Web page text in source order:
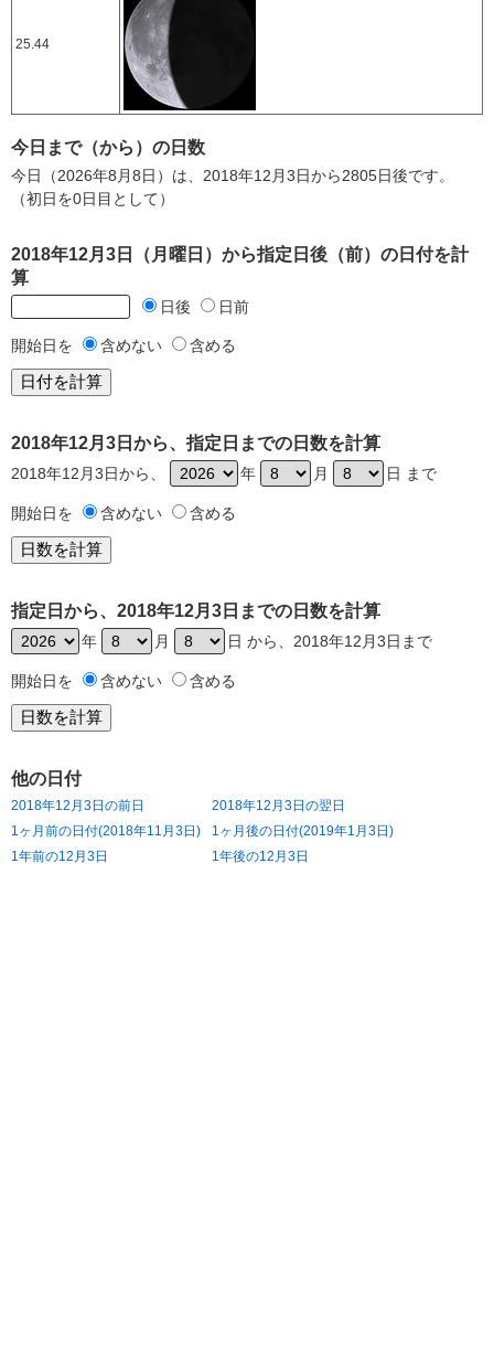
25.44
今日まで（から）の日数
今日（2026年8月8日）は、2018年12月3日から2805日後です。
（初日を0日目として）
2018年12月3日（月曜日）から指定日後（前）の日付を計
算
日後 日前
開始日を 含めない 含める
2018年12月3日から、指定日までの日数を計算
2018年12月3日から、 年 月 日 まで
開始日を 含めない 含める
指定日から、2018年12月3日までの日数を計算
年 月 日 から、2018年12月3日まで
開始日を 含めない 含める
他の日付
2018年12月3日の前日
2018年12月3日の翌日
1ヶ月前の日付(2018年11月3日)
1ヶ月後の日付(2019年1月3日)
1年前の12月3日
1年後の12月3日